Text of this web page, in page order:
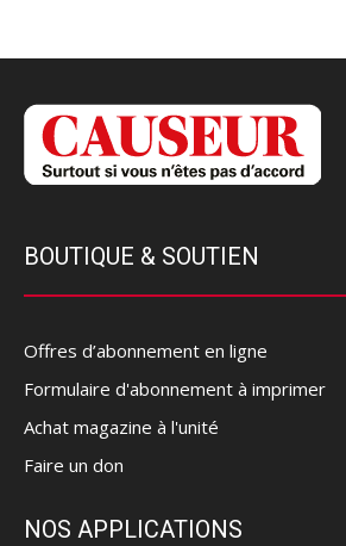
BOUTIQUE & SOUTIEN
Offres d’abonnement en ligne
Formulaire d'abonnement à imprimer
Achat magazine à l'unité
Faire un don
NOS APPLICATIONS